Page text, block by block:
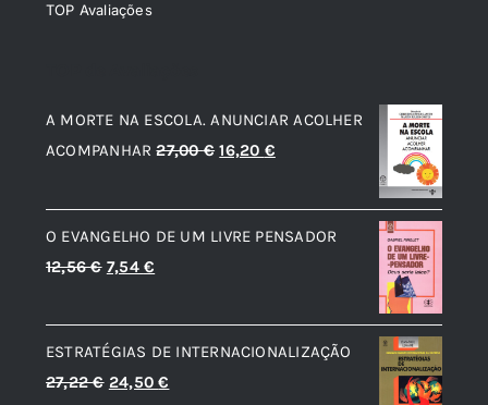
TOP Avaliações
A MORTE NA ESCOLA. ANUNCIAR ACOLHER
ACOMPANHAR 27,00€ O
original
era:
16,20 €O
atual
é:
O EVANGELHO DE UM LIVRE PENSADOR
12,56€ O
original
era:
12,56 €.
7,54 €
atual
é:
7,54 €.
ESTRATÉGIAS DE INTERNACIONALIZAÇÃO
27,22€ O
24,50€